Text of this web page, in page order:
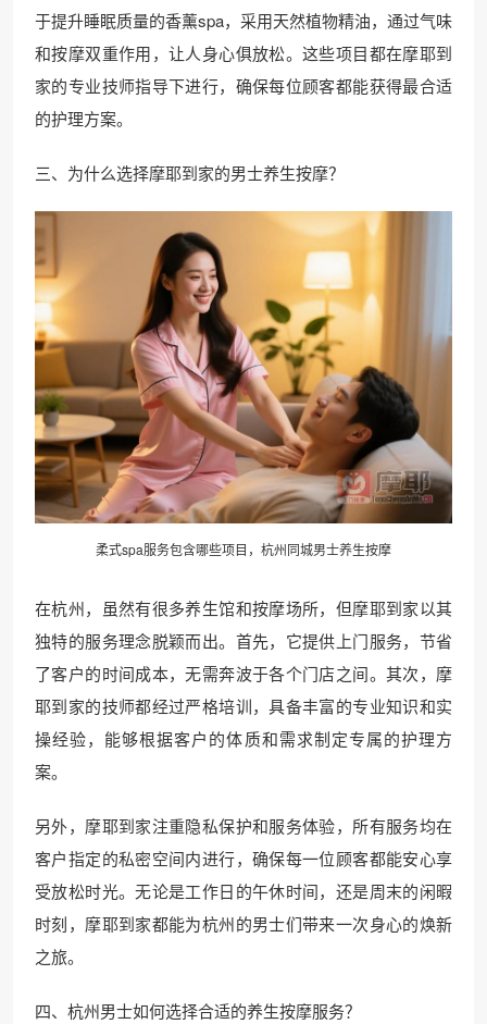
于提升睡眠质量的香薰spa，采用天然植物精油，通过气味
和按摩双重作用，让人身心俱放松。这些项目都在摩耶到
家的专业技师指导下进行，确保每位顾客都能获得最合适
的护理方案。
三、为什么选择摩耶到家的男士养生按摩？
柔式spa服务包含哪些项目，杭州同城男士养生按摩
在杭州，虽然有很多养生馆和按摩场所，但摩耶到家以其
独特的服务理念脱颖而出。首先，它提供上门服务，节省
了客户的时间成本，无需奔波于各个门店之间。其次，摩
耶到家的技师都经过严格培训，具备丰富的专业知识和实
操经验，能够根据客户的体质和需求制定专属的护理方
案。
另外，摩耶到家注重隐私保护和服务体验，所有服务均在
客户指定的私密空间内进行，确保每一位顾客都能安心享
受放松时光。无论是工作日的午休时间，还是周末的闲暇
时刻，摩耶到家都能为杭州的男士们带来一次身心的焕新
之旅。
四、杭州男士如何选择合适的养生按摩服务？